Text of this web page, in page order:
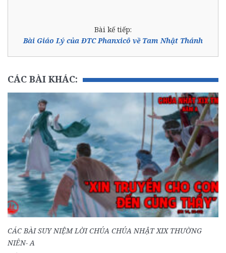
Bài kế tiếp:
Bài Giáo Lý của ĐTC Phanxicô về Tam Nhật Thánh
CÁC BÀI KHÁC:
CÁC BÀI SUY NIỆM LỜI CHÚA CHÚA NHẬT XIX THƯỜNG
NIÊN- A